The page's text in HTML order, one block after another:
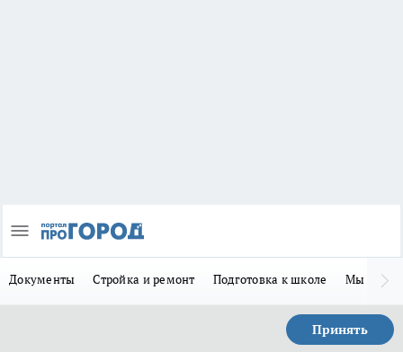
Документы Стройка и ремонт Подготовка к школе Мы в MAX
Принять